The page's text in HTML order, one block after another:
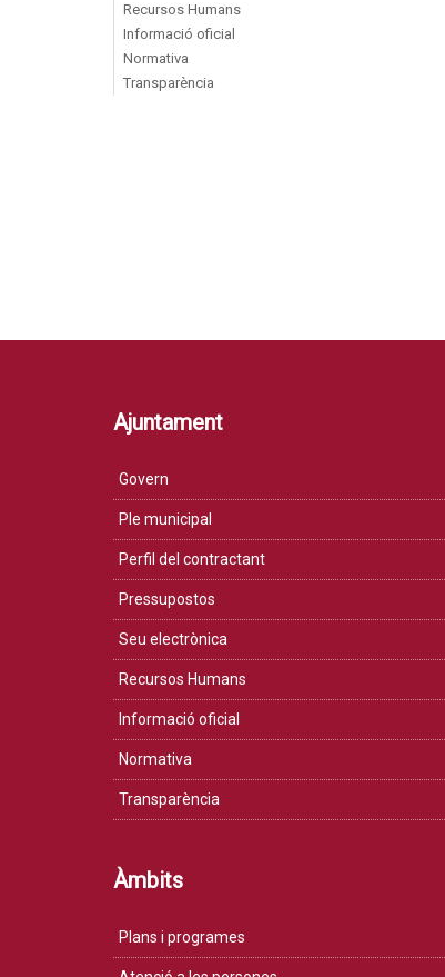
Recursos Humans
Informació oficial
Normativa
Transparència
Ajuntament
Govern
Ple municipal
Perfil del contractant
Pressupostos
Seu electrònica
Recursos Humans
Informació oficial
Normativa
Transparència
Àmbits
Plans i programes